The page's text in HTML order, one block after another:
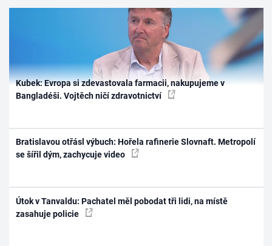
Kubek: Evropa si zdevastovala farmacii, nakupujeme v
Bangladéši. Vojtěch ničí zdravotnictví
Bratislavou otřásl výbuch: Hořela rafinerie Slovnaft. Metropolí
se šířil dým, zachycuje video
Útok v Tanvaldu: Pachatel měl pobodat tři lidi, na místě
zasahuje policie